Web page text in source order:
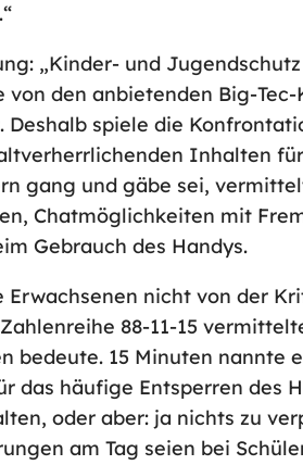
„Kinder- und
den anbietenden Big-Tec-
spiele die
Inhalten
gang und gäbe sei,
Chatmöglichkeiten mit
Gebrauch des Handys.
nicht von der
88-11-15
bedeute. 15 Minuten nannte
häufige Entsperren des
oder aber: ja nichts zu
am Tag seien bei